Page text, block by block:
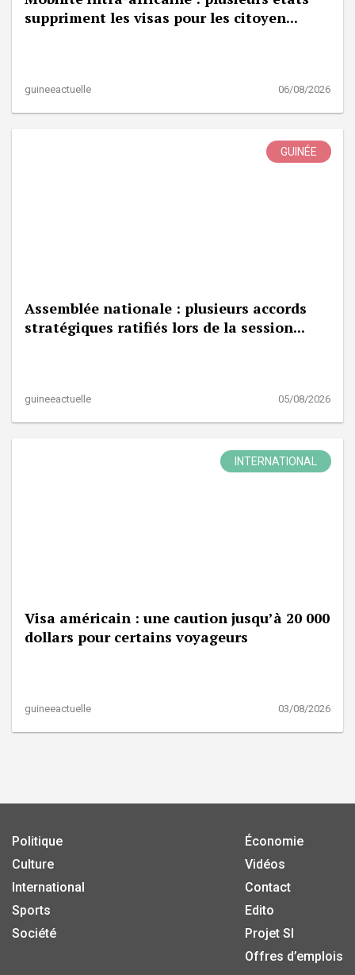
suppriment les visas pour les citoyen...
guineeactuelle 06/08/2026
GUINÉE
Assemblée nationale : plusieurs accords
stratégiques ratifiés lors de la session...
guineeactuelle 05/08/2026
INTERNATIONAL
Visa américain : une caution jusqu’à 20 000
dollars pour certains voyageurs
guineeactuelle 03/08/2026
Politique
Culture
International
Sports
Société
Économie
Vidéos
Contact
Edito
Projet SI
Offres d’emplois